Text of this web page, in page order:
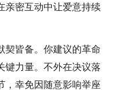
亲密互动中让爱意持续
契皆备。你建议的革命
键力量。不外在决议落
，幸免因随意影响举座